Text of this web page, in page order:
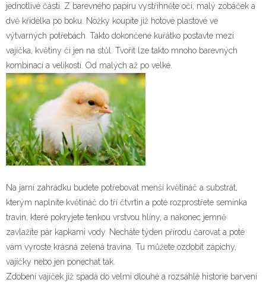
jednotlivé části. Z barevného papíru vystřihněte oči, malý zobáček a
dvě křidélka po boku. Nožky koupíte již hotové plastové ve
výtvarných potřebách. Takto dokončené kuřátko postavte mezi
vajíčka, květiny či jen na stůl. Tvořit lze takto mnoho barevných
kombinací a velikostí. Od malých až po velké.
Na jarní zahrádku budete potřebovat menší květináč a substrát,
kterým naplníte květináč do tří čtvrtin a poté rozprostřete semínka
travin, které pokryjete tenkou vrstvou hlíny, a nakonec jemně
zavlažíte pár kapkami vody. Necháte týden přírodu čarovat a poté
vám vyroste krásná zelená travina. Tu můžete ozdobit zápichy,
vajíčky nebo jen ponechat tak.
Zdobení vajíček již spadá do velmi dlouhé a rozsáhlé historie barvení